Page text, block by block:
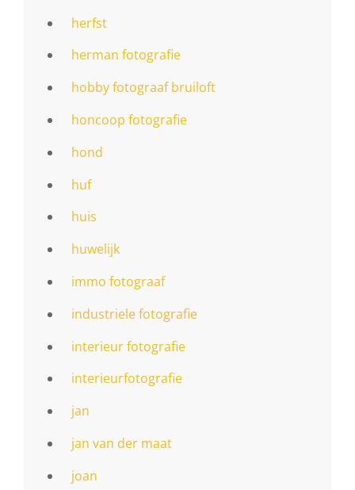
herfst
herman fotografie
hobby fotograaf bruiloft
honcoop fotografie
hond
huf
huis
huwelijk
immo fotograaf
industriele fotografie
interieur fotografie
interieurfotografie
jan
jan van der maat
joan